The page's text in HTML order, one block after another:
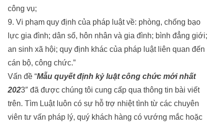
công vụ;
9. Vi phạm quy định của pháp luật về: phòng, chống bạo
lực gia đình; dân số, hôn nhân và gia đình; bình đẳng giới;
an sinh xã hội; quy định khác của pháp luật liên quan đến
cán bộ, công chức.”
Vấn đề “Mẫu quyết định kỷ luật công chức mới nhất
2023″ đã được chúng tôi cung cấp qua thông tin bài viết
trên. Tìm Luậtluôn có sự hỗ trợ nhiệt tình từ các chuyên
viên tư vấn pháp lý, quý khách hàng có vướng mắc hoặc